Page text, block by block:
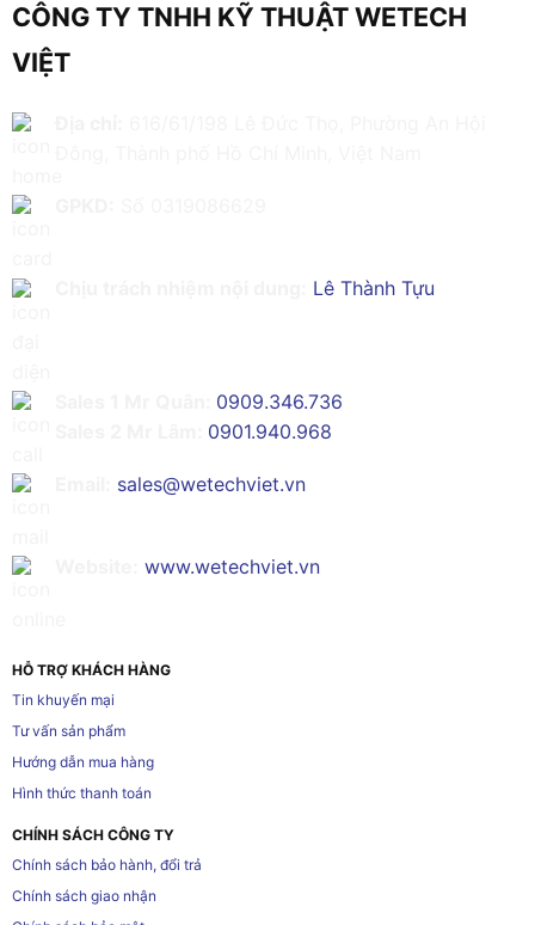
CÔNG TY TNHH KỸ THUẬT WETECH
VIỆT
Lê Thành Tựu
0909.346.736
0901.940.968
sales@wetechviet.vn
www.wetechviet.vn
HỖ TRỢ KHÁCH HÀNG
Tin khuyến mại
Tư vấn sản phẩm
Hướng dẫn mua hàng
Hình thức thanh toán
CHÍNH SÁCH CÔNG TY
Chính sách bảo hành, đổi trả
Chính sách giao nhận